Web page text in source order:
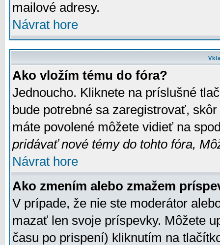
mailové adresy.
Návrat hore
Ako vložím tému do fóra?
Jednoucho. Kliknete na príslušné
bude potrebné sa zaregistrovať,
máte povolené môžete vidieť na
pridávať nové témy do tohto fóra,
Návrat hore
Ako zmením alebo zmažem
V prípade, že nie ste moderátor
mazať len svoje príspevky. Môžete
času po prispení) kliknutím na